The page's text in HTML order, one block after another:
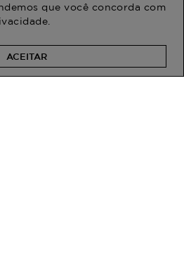
que você concorda com
ACEITAR